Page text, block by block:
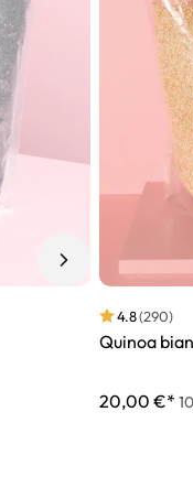
4.8(290)
Quinoa
20,00 €*